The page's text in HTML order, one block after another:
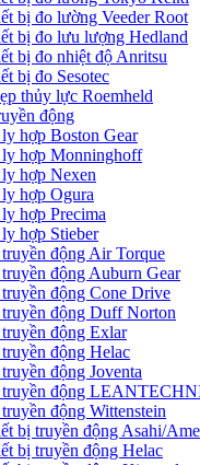
bị đo lường Veeder Root
bị đo lưu lượng Hedland
bị đo nhiệt độ Anritsu
bị đo Sesotec
thủy lực Roemheld
động
hợp Boston Gear
hợp Monninghoff
hợp Nexen
hợp Ogura
hợp Precima
hợp Stieber
động Air Torque
động Auburn Gear
động Cone Drive
động Duff Norton
động Exlar
động Helac
động Joventa
động
động Wittenstein
bị truyền động Asahi/
bị truyền động Helac